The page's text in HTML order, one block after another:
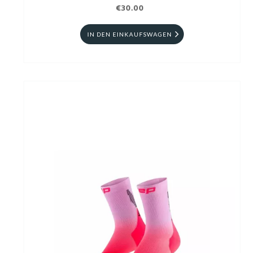
€30.00
IN DEN EINKAUFSWAGEN